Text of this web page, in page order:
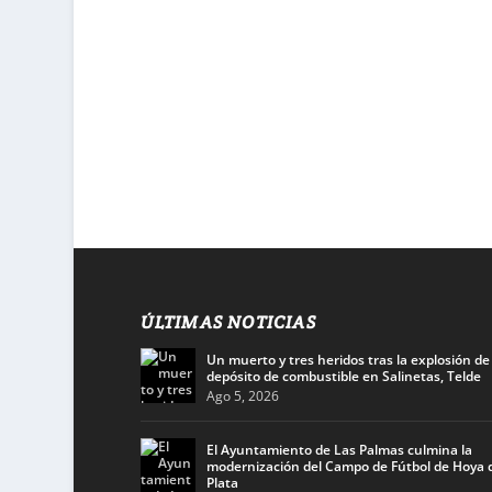
ÚLTIMAS NOTICIAS
Un muerto y tres heridos tras la explosión
depósito de combustible en Salinetas, Telde
Ago 5, 2026
El Ayuntamiento de Las Palmas culmina la
modernización del Campo de Fútbol de Hoya
Plata